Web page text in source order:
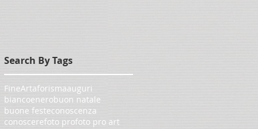
Search By Tags
FineArtaforismaauguri
biancoenerobuon natale
buone festeconoscenza
conoscerefoto profoto pro art